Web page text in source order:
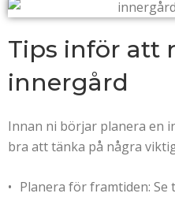
Tips inför att
innergård
Innan ni börjar planera en
bra att tänka på några
Planera för framtiden: Se